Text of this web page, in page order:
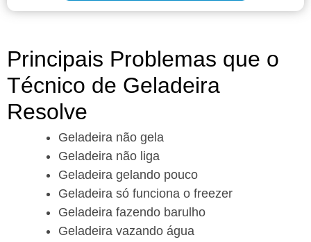
Principais Problemas que o
Técnico de Geladeira
Resolve
Geladeira não gela
Geladeira não liga
Geladeira gelando pouco
Geladeira só funciona o freezer
Geladeira fazendo barulho
Geladeira vazando água